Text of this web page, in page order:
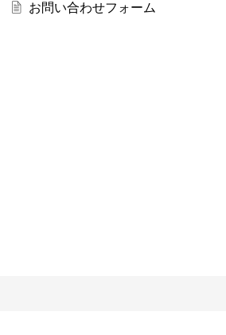
お問い合わせフォーム